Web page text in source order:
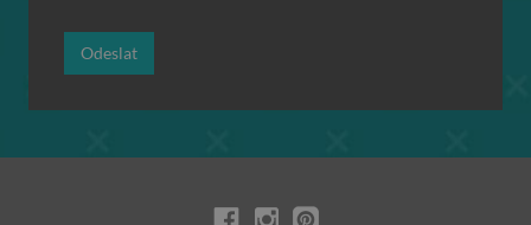
Odeslat